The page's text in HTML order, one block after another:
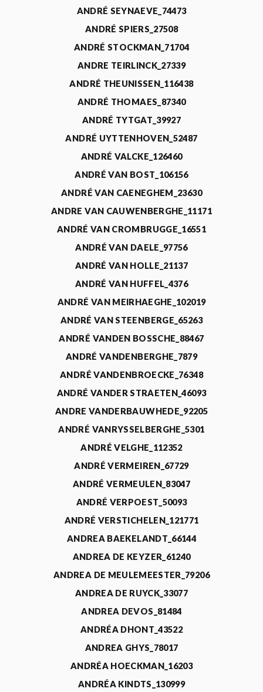
ANDRÉ SEYNAEVE_74473
ANDRÉ SPIERS_27508
ANDRÉ STOCKMAN_71704
ANDRE TEIRLINCK_27339
ANDRÉ THEUNISSEN_116438
ANDRÉ THOMAES_87340
ANDRÉ TYTGAT_39927
ANDRÉ UYTTENHOVEN_52487
ANDRÉ VALCKE_126460
ANDRÉ VAN BOST_106156
ANDRÉ VAN CAENEGHEM_23630
ANDRE VAN CAUWENBERGHE_11171
ANDRÉ VAN CROMBRUGGE_16551
ANDRÉ VAN DAELE_97756
ANDRÉ VAN HOLLE_21137
ANDRÉ VAN HUFFEL_4376
ANDRÉ VAN MEIRHAEGHE_102019
ANDRÉ VAN STEENBERGE_65263
ANDRÉ VANDEN BOSSCHE_88467
ANDRÉ VANDENBERGHE_7879
ANDRÉ VANDENBROECKE_76348
ANDRÉ VANDER STRAETEN_46093
ANDRE VANDERBAUWHEDE_92205
ANDRÉ VANRYSSELBERGHE_5301
ANDRÉ VELGHE_112352
ANDRÉ VERMEIREN_67729
ANDRÉ VERMEULEN_83047
ANDRÉ VERPOEST_50093
ANDRÉ VERSTICHELEN_121771
ANDREA BAEKELANDT_66144
ANDREA DE KEYZER_61240
ANDREA DE MEULEMEESTER_79206
ANDREA DE RUYCK_33077
ANDREA DEVOS_81484
ANDRÉA DHONT_43522
ANDREA GHYS_78017
ANDRÉA HOECKMAN_16203
ANDRÉA KINDTS_130999